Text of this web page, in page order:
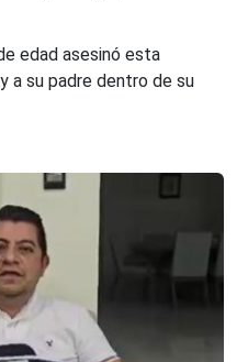
edad asesinó esta
a su padre dentro de su